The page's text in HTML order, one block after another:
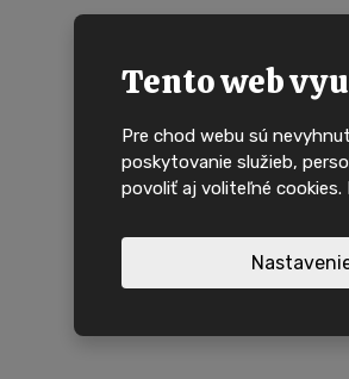
Tento web
Pre chod webu sú
poskytovanie služieb,
povoliť aj voliteľné cookies.